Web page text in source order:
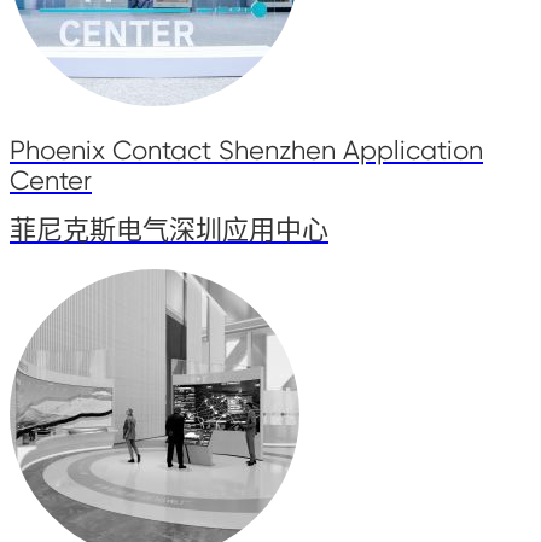
Phoenix Contact Shenzhen Application
Center
菲尼克斯电气深圳应用中心